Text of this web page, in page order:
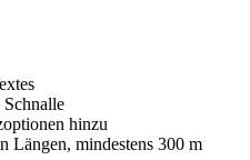
hinzu
Längen, mindestens 300 m